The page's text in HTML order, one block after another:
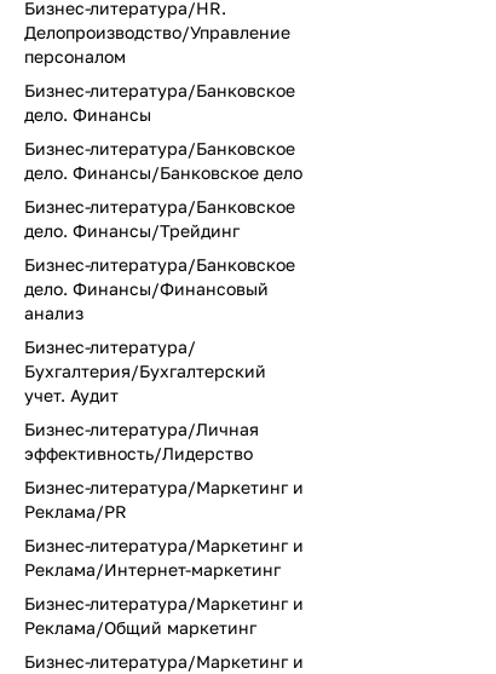
Бизнес-литература/HR.
Делопроизводство/Управление
персоналом
Бизнес-литература/Банковское
дело. Финансы
Бизнес-литература/Банковское
дело. Финансы/Банковское дело
Бизнес-литература/Банковское
дело. Финансы/Трейдинг
Бизнес-литература/Банковское
дело. Финансы/Финансовый
анализ
Бизнес-литература/
Бухгалтерия/Бухгалтерский
учет. Аудит
Бизнес-литература/Личная
эффективность/Лидерство
Бизнес-литература/Маркетинг и
Реклама/PR
Бизнес-литература/Маркетинг и
Реклама/Интернет-маркетинг
Бизнес-литература/Маркетинг и
Реклама/Общий маркетинг
Бизнес-литература/Маркетинг и